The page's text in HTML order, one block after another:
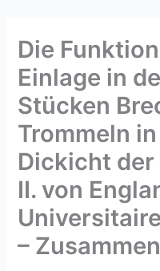
contentDie
Einlage in
Stücken
Trommeln
Dickicht der
II. von
–